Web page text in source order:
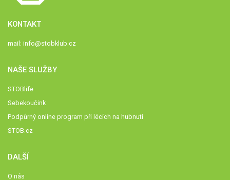
KONTAKT
mail: info@stobklub.cz
NAŠE SLUŽBY
STOBlife
Sebekoučink
Podpůrný online program při lécích na hubnutí
STOB.cz
DALŠÍ
O nás